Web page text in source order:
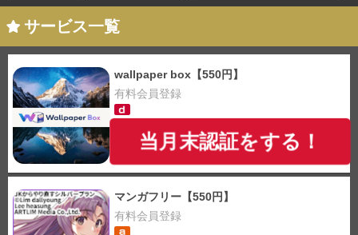
サービス一覧
wallpaper box【550円】
有料会員登録
当月末認証をする！
マンガフリー【550円】
有料会員登録